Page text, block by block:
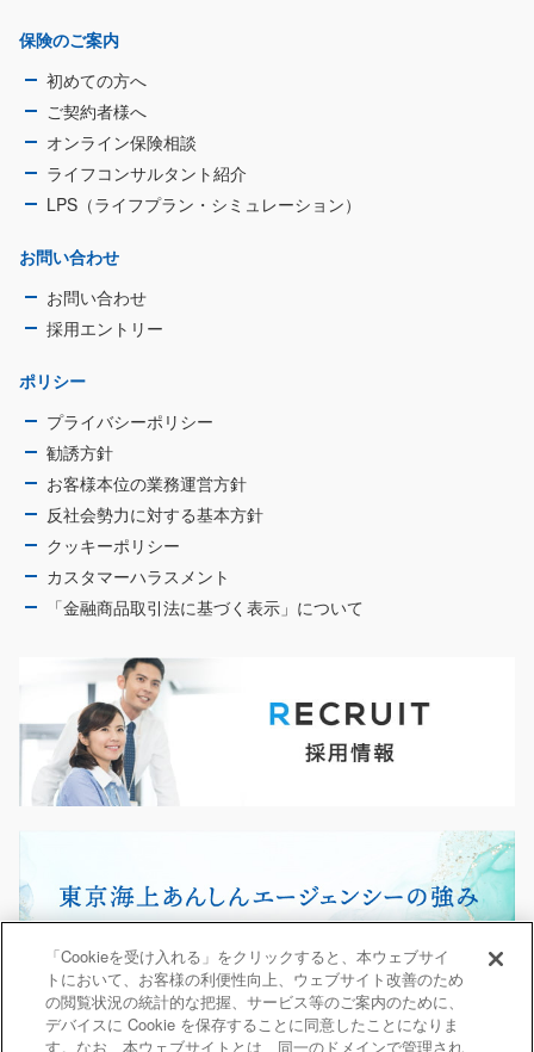
保険のご案内
初めての方へ
ご契約者様へ
オンライン保険相談
ライフコンサルタント紹介
LPS（ライフプラン・シミュレーション）
お問い合わせ
お問い合わせ
採用エントリー
ポリシー
プライバシーポリシー
勧誘方針
お客様本位の業務運営方針
反社会勢力に対する基本方針
クッキーポリシー
カスタマーハラスメント
「金融商品取引法に基づく表示」について
「Cookieを受け入れる」をクリックすると、本ウェブサイ
トにおいて、お客様の利便性向上、ウェブサイト改善のため
の閲覧状況の統計的な把握、サービス等のご案内のために、
デバイスに Cookie を保存することに同意したことになりま
す。なお、本ウェブサイトとは、同一のドメインで管理され